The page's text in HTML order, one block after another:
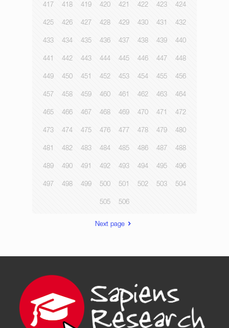
417 418 419 420 421 422 423 424
425 426 427 428 429 430 431 432
433 434 435 436 437 438 439 440
441 442 443 444 445 446 447 448
449 450 451 452 453 454 455 456
457 458 459 460 461 462 463 464
465 466 467 468 469 470 471 472
473 474 475 476 477 478 479 480
481 482 483 484 485 486 487 488
489 490 491 492 493 494 495 496
497 498 499 500 501 502 503 504
505 506
Next page